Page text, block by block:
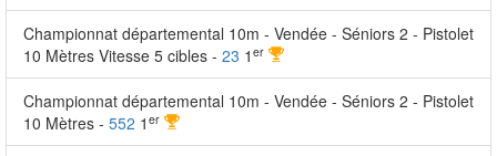
Championnat départemental 10m - Vendée - Séniors 2 - Pistolet
10 Mètres Vitesse 5 cibles - 23 1 er
Championnat départemental 10m - Vendée - Séniors 2 - Pistolet
10 Mètres - 552 1 er